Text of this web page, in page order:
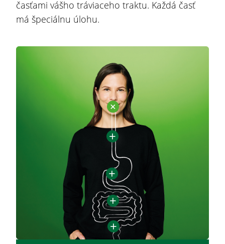
časťami vášho tráviaceho traktu. Každá časť
má špeciálnu úlohu.